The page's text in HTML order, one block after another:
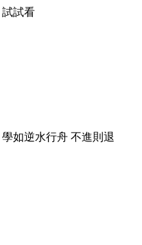
試試看
學如逆水行舟 不進則退